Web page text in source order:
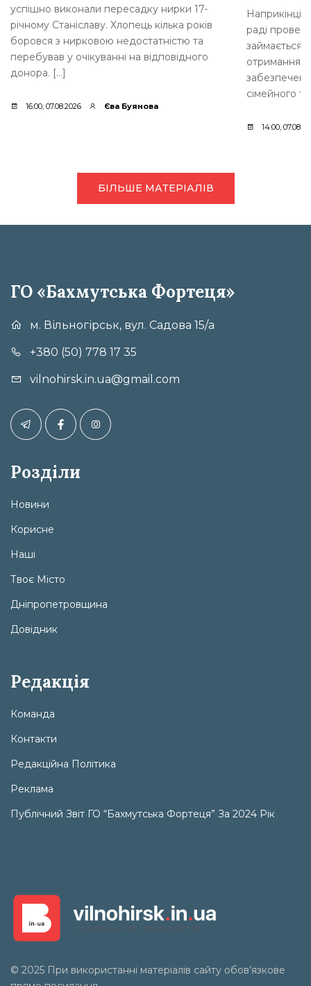
успішно виконали пересадку нирки 17-
річному Станіславу. Хлопець кілька років
боровся з нирковою недостатністю та
перебував у очікуванні на відповідного
донора. […]
16:00, 07.08.2026 Єва Буянова
Наприкінці
раді
займається
отримання
сімейного
14:00,
БІЛЬШЕ МАТЕРІАЛІВ
ГО «Бахмутська Фортеця»
м. Вільногірськ, вул. Садова 15/а
+380 (50) 778 17 35
vilnohirsk.in.ua@gmail.com
Розділи
Новини
Корисне
Наші
Твоє Місто
Дніпропетровщина
Довідник
Редакція
Команда
Контакти
Редакційна Політика
Реклама
Публічний Звіт ГО “Бахмутська Фортеця” За 2024 Рік
© 2025 При використанні матеріалів сайту обов’язкове